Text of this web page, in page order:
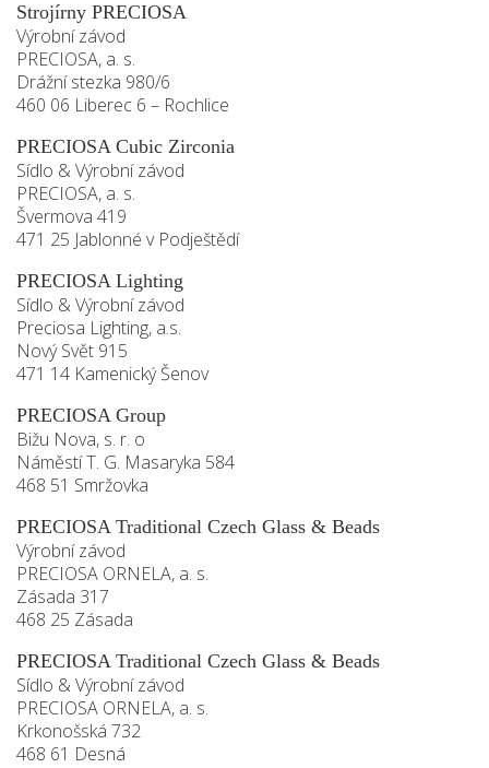
Strojírny PRECIOSA
Výrobní závod
PRECIOSA, a. s.
Drážní stezka 980/6
460 06 Liberec 6 – Rochlice
PRECIOSA Cubic Zirconia
Sídlo & Výrobní závod
PRECIOSA, a. s.
Švermova 419
471 25 Jablonné v Podještědí
PRECIOSA Lighting
Sídlo & Výrobní závod
Preciosa Lighting, a.s.
Nový Svět 915
471 14 Kamenický Šenov
PRECIOSA Group
Bižu Nova, s. r. o
Náměstí T. G. Masaryka 584
468 51 Smržovka
PRECIOSA Traditional Czech Glass & Beads
Výrobní závod
PRECIOSA ORNELA, a. s.
Zásada 317
468 25 Zásada
PRECIOSA Traditional Czech Glass & Beads
Sídlo & Výrobní závod
PRECIOSA ORNELA, a. s.
Krkonošská 732
468 61 Desná